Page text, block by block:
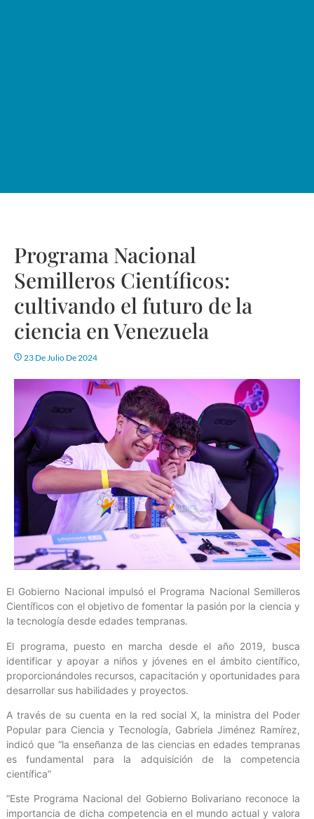
Programa Nacional
Semilleros Científicos:
cultivando el futuro de la
ciencia en Venezuela
23 De Julio De 2024
El Gobierno Nacional impulsó el Programa Nacional Semilleros
Científicos con el objetivo de fomentar la pasión por la ciencia y
la tecnología desde edades tempranas.
El programa, puesto en marcha desde el año 2019, busca
identificar y apoyar a niños y jóvenes en el ámbito científico,
proporcionándoles recursos, capacitación y oportunidades para
desarrollar sus habilidades y proyectos.
A través de su cuenta en la red social X, la ministra del Poder
Popular para Ciencia y Tecnología, Gabriela Jiménez Ramírez,
indicó que “la enseñanza de las ciencias en edades tempranas
es fundamental para la adquisición de la competencia
científica”
“Este Programa Nacional del Gobierno Bolivariano reconoce la
importancia de dicha competencia en el mundo actual y valora